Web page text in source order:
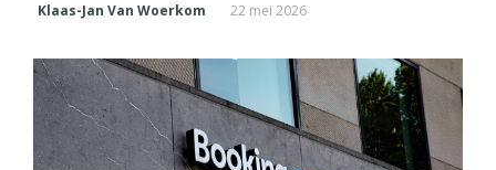
Klaas-Jan Van Woerkom 22 mei 2026